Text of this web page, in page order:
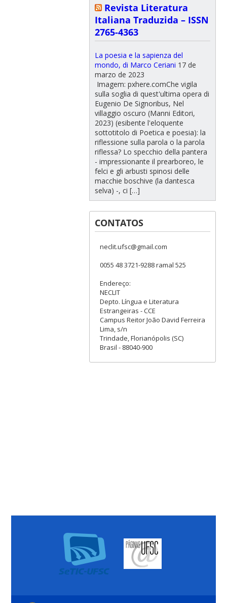
Revista Literatura
Italiana Traduzida – ISSN
2765-4363
La poesia e la sapienza del
mondo, di Marco Ceriani 17 de
marzo de 2023
Imagem: pxhere.comChe vigila
sulla soglia di quest'ultima opera di
Eugenio De Signoribus, Nel
villaggio oscuro (Manni Editori,
2023) (esibente l'eloquente
sottotitolo di Poetica e poesia): la
riflessione sulla parola o la parola
riflessa? Lo specchio della pantera
- impressionante il prearboreo, le
felci e gli arbusti spinosi delle
macchie boschive (la dantesca
selva) -, ci […]
CONTATOS
neclit.ufsc@gmail.com
0055 48 3721-9288 ramal 525
Endereço:
NECLIT
Depto. Língua e Literatura
Estrangeiras - CCE
Campus Reitor João David Ferreira
Lima, s/n
Trindade, Florianópolis (SC)
Brasil - 88040-900